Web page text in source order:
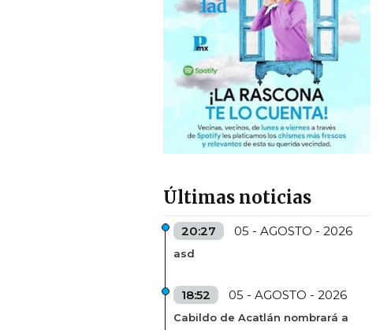
Últimas noticias
20:27 05 - AGOSTO - 2026
asd
18:52 05 - AGOSTO - 2026
Cabildo de Acatlán nombrará a